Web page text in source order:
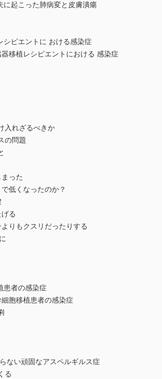
に起こった肺病変と皮膚潰瘍
ピエントに おける感染症
移植レシピエントにおける 感染症
入れざるべきか
の問題
った
低くなったのか？
る
りもクスリだったりする
患者の感染症
胞移植患者の感染症
ない頑固なアスペルギルス症
る